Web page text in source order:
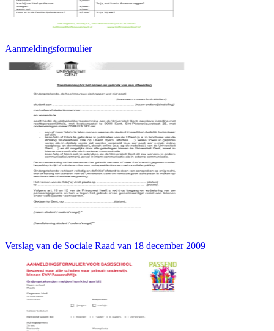
Aanmeldingsformulier
Verslag van de Sociale Raad van 18 december 2009